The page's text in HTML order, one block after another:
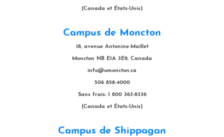
(Canada et États-Unis)
Campus de Moncton
18, avenue Antonine-Maillet
Moncton NB E1A 3E9, Canada
info@umoncton.ca
506 858-4000
Sans frais: 1 800 363-8336
(Canada et États-Unis)
Campus de Shippagan